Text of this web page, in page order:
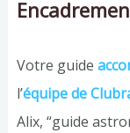
Votre guide
l’équipe de
Alix, “guide